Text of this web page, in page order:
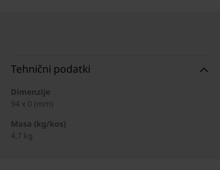
Tehnični podatki
Dimenzije
94 x 0 (mm)
Masa (kg/kos)
4,7 kg